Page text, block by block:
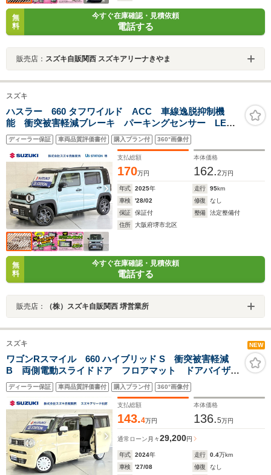
無
料
今すぐ在庫確認・見積依頼
電話する
販売店： スズキ自販関西 スズキアリーナきやま
スズキ
ハスラー 660 タフワイルド ACC 車線逸脱抑制機
能 衝突被害軽減ブレーキ パーキングセンサー LED
ヘッドランプ ハイビームアシスト フロアマット シ
ートヒーター ルーフレール スマートキー サイド・
カーテンエアバック AW
ディーラー保証 車両品質評価書付 購入プラン付 360°画像付
支払総額
170万円
本体価格
162.2万円
年式 2025年 走行 95km
車検
'28/02 修復
なし
保証
保証付 整備
法定整備付
住所
大阪府堺市北区
無
料
今すぐ在庫確認・見積依頼
電話する
販売店： （株）スズキ自販関西 堺営業所
スズキ NEW
ワゴンRスマイル 660 ハイブリッド S 衝突被害軽減
B 両側電動スライドドア フロアマット ドアバイザ
ー ハイビームアシスト オートライト シートヒータ
ー マイルドハイブリッド リヤパーキングセンサー
誤発進抑制機能 セキュリティアラーム
ディーラー保証 車両品質評価書付 購入プラン付 360°画像付
支払総額
143.4万円
本体価格
136.5万円
通常ローン 月々29,200円
年式 2024年 走行 0.4万km
車検
'27/08 修復 なし